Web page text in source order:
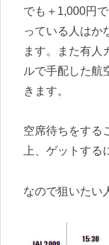
でも＋1,000円
っている人はか
ます。また有人
ルで手配した航
きます。
空席待ちをする
上、ゲットする
なので狙いたい